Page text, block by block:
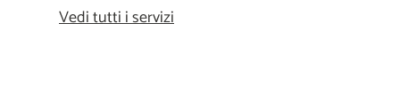
Vedi tutti i servizi